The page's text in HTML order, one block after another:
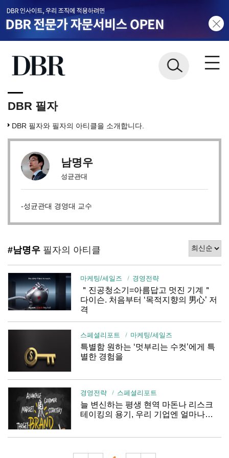
DBR 필자
DBR 필자와 필자의 아티클을 소개합니다.
남명우
성균관대
-성균관대 경영대 교수
#남명우 필자의 아티클
마케팅/세일즈 경영전략
＂진공청소기=아름답고 멋진 기계＂
다이슨. 처음부터 ‘목적지향의 男心’ 저
격
스페셜리포트 마케팅/세일즈
특별함 원하는 ‘멋부리는 수컷’에게 특
별한 경험을
경영전략 스페셜리포트
늘 변신하는 평생 현역 마돈나 리스크
테이킹의 용기, 우리 기업엔 얼마나…